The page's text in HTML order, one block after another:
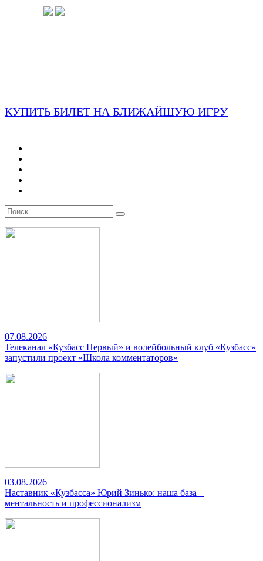
КУПИТЬ БИЛЕТ НА БЛИЖАЙШУЮ ИГРУ
07.08.2026
Телеканал «Кузбасс Первый» и волейбольный клуб «Кузбасс»
запустили проект «Школа комментаторов»
03.08.2026
Наставник «Кузбасса» Юрий Зинько: наша база –
ментальность и профессионализм